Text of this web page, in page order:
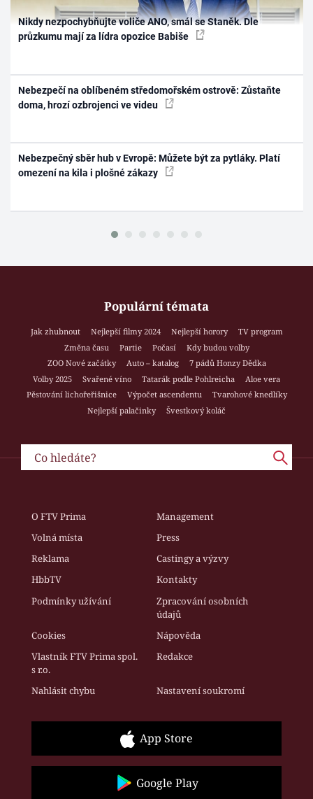
Nikdy nezpochybňujte voliče ANO, smál se Staněk. Dle
průzkumu mají za lídra opozice Babiše
Nebezpečí na oblíbeném středomořském ostrově: Zůstaňte
doma, hrozí ozbrojenci ve videu
Nebezpečný sběr hub v Evropě: Můžete být za pytláky. Platí
omezení na kila i plošné zákazy
Populární témata
Jak zhubnout Nejlepší filmy 2024 Nejlepší horory
TV program
Změna času
Partie Počasí
Kdy budou volby
ZOO Nové začátky
Auto – katalog
7 pádů Honzy Dědka
Volby 2025
Svařené víno Tatarák podle Pohlreicha
Aloe vera
Pěstování lichořeřišnice
Výpočet ascendentu
Tvarohové knedlíky
Nejlepší palačinky
Švestkový koláč
O FTV Prima
Management
Volná místa
Press
Reklama
Castingy a výzvy
HbbTV
Kontakty
Podmínky užívání
Zpracování osobních
údajů
Cookies
Nápověda
Vlastník FTV Prima spol.
s r.o.
Redakce
Nahlásit chybu Nastavení soukromí
App Store
Google Play